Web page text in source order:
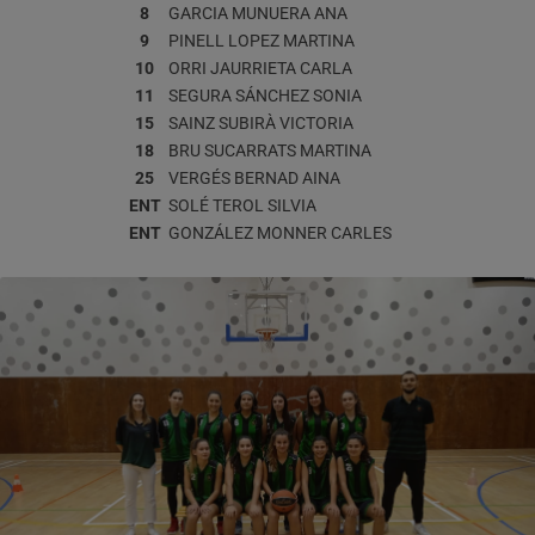
8 GARCIA MUNUERA ANA
9
PINELL LOPEZ MARTINA
10
ORRI JAURRIETA CARLA
11
SEGURA SÁNCHEZSONIA
15
SAINZ SUBIRÀVICTORIA
18
BRU SUCARRATS MARTINA
25
VERGÉS BERNAD AINA
ENT SOLÉ TEROL SILVIA
ENT GONZÁLEZ MONNER CARLES